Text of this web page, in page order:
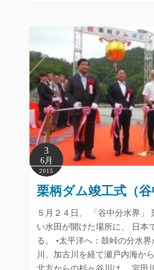
3
6月
2015
栗柄ダム竣工式（谷
５月２４日、 「谷中分水界」
い水田が開けた場所に、 日本
る。 •太平洋へ：鼓峠の分水
川、加古川を経て瀬戸内海か